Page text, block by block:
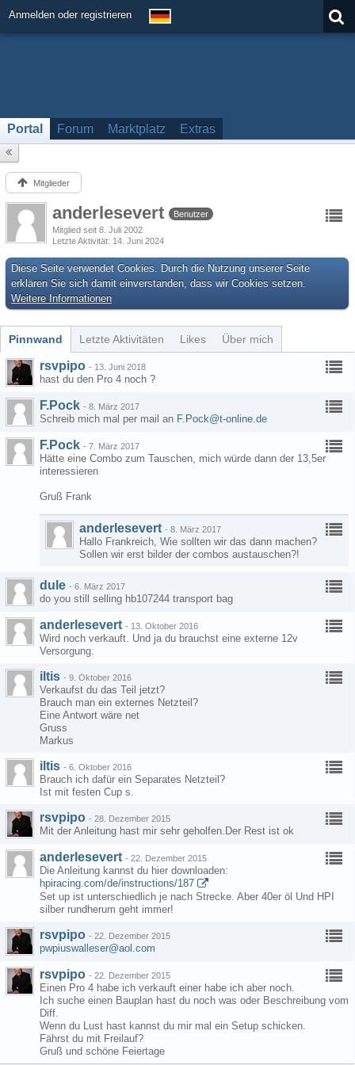
Anmelden oder registrieren
Portal Forum Marktplatz Extras
Mitglieder
anderlesevert
Benutzer
Mitglied seit 8. Juli 2002
Letzte Aktivität 14. Juni 2024
Diese Seite verwendet Cookies. Durch die Nutzung unserer Seite
erklären Sie sich damit einverstanden, dass wir Cookies setzen.
Weitere Informationen
Pinnwand Letzte Aktivitäten Likes Über mich
rsvpipo - 13. Juni 2018
hast du den Pro 4 noch ?
F.Pock - 8. März 2017
Schreib mich mal per mail an F.Pock@t-online.de
F.Pock - 7. März 2017
Hätte eine Combo zum Tauschen, mich würde dann der 13,5er
interessieren
Gruß Frank
anderlesevert - 8. März 2017
Hallo Frankreich, Wie sollten wir das dann machen?
Sollen wir erst bilder der combos austauschen?!
dule - 6. März 2017
do you still selling hb107244 transport bag
anderlesevert - 13. Oktober 2016
Wird noch verkauft. Und ja du brauchst eine externe 12v
Versorgung.
iltis - 9. Oktober 2016
Verkaufst du das Teil jetzt?
Brauch man ein externes Netzteil?
Eine Antwort wäre net
Gruss
Markus
iltis - 6. Oktober 2016
Brauch ich dafür ein Separates Netzteil?
Ist mit festen Cup s.
rsvpipo - 28. Dezember 2015
Mit der Anleitung hast mir sehr geholfen.Der Rest ist ok
anderlesevert - 22. Dezember 2015
Die Anleitung kannst du hier downloaden:
hpiracing.com/de/instructions/187
Set up ist unterschiedlich je nach Strecke. Aber 40er öl Und HPI
silber rundherum geht immer!
rsvpipo - 22. Dezember 2015
pwpiuswalleser@aol.com
rsvpipo - 22. Dezember 2015
Einen Pro 4 habe ich verkauft einer habe ich aber noch.
Ich suche einen Bauplan hast du noch was oder Beschreibung vom
Diff.
Wenn du Lust hast kannst du mir mal ein Setup schicken.
Fährst du mit Freilauf?
Gruß und schöne Feiertage